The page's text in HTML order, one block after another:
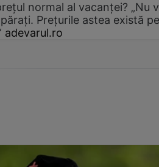
normal al vacanței? „Nu
Prețurile astea există
adevarul.ro